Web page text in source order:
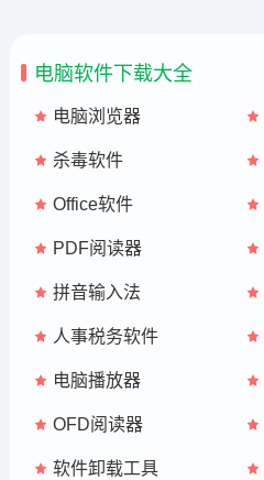
电脑软件下载大全
电脑浏览器
杀毒软件
Office软件
PDF阅读器
拼音输入法
人事税务软件
电脑播放器
OFD阅读器
软件卸载工具